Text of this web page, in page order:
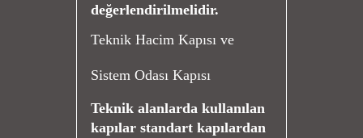
değerlendirilmelidir.
Teknik Hacim Kapısı ve
Sistem Odası Kapısı
Teknik alanlarda kullanılan
kapılar standart kapılardan